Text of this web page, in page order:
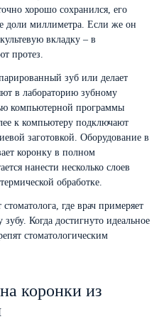
хорошо сохранился, его
доли миллиметра. Если же он
вкладку – в
протез.
зуб или делает
в лабораторию зубному
компьютерной программы
к компьютеру подключают
заготовкой. Оборудование в
коронку в полном
нанести несколько слоев
обработке.
где врач примеряет
Когда достигнуто идеальное
стоматологическим
коронки из